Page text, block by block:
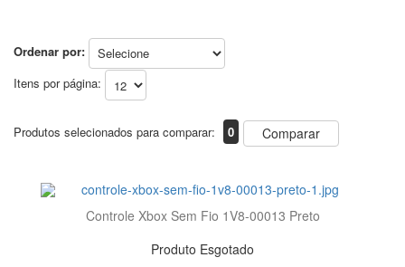
Ordenar por:
Itens por página:
Produtos selecionados para comparar: 0 Comparar
Controle Xbox Sem Fio 1V8-00013 Preto
Produto Esgotado